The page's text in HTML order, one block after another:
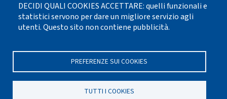
In collaborazione
con il Servizio
nazionale della CEI
per il progetto
cattolica
DECIDI QUALI COOKIES ACCETTARE: quelli funzionali e
statistici servono per dare un migliore servizio agli
utenti. Questo sito non contiene pubblicità.
PREFERENZE SUI COOKIES
TUTTI I COOKIES
Seguici su